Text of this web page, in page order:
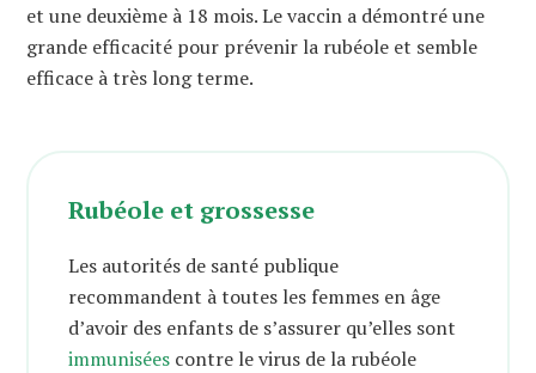
et une deuxième à 18 mois. Le vaccin a démontré une
grande efficacité pour prévenir la rubéole et semble
efficace à très long terme.
Rubéole et grossesse
Les autorités de santé publique
recommandent à toutes les femmes en âge
d’avoir des enfants de s’assurer qu’elles sont
immunisées contre le virus de la rubéole